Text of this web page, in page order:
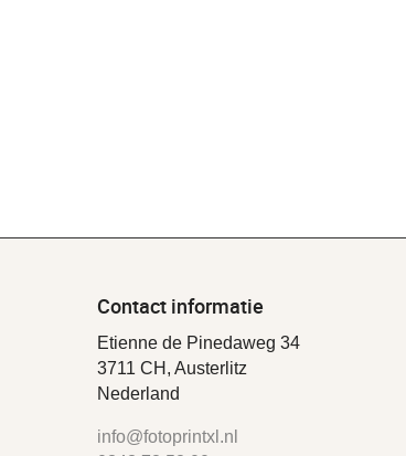
Contact informatie
Etienne de Pinedaweg 34
3711 CH, Austerlitz
Nederland
info@fotoprintxl.nl